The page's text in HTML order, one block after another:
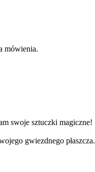
mówienia.
swoje sztuczki magiczne!
gwiezdnego płaszcza.